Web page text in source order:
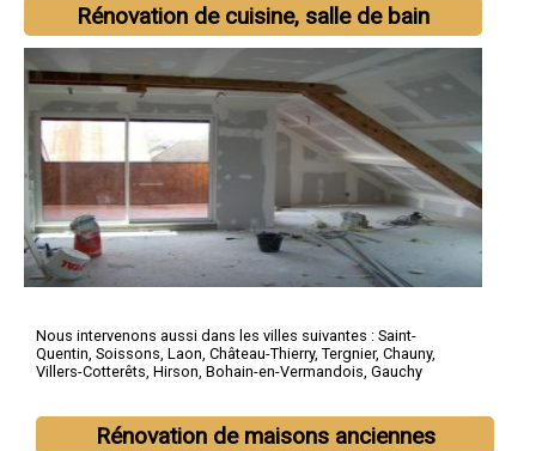
Rénovation de cuisine, salle de bain
Nous intervenons aussi dans les villes suivantes : Saint-
Quentin Soissons Laon Château-Thierry, Tergnier, Chauny,
Villers-Cotterêts Hirson Bohain-en-Vermandois Gauchy
Rénovation de maisons anciennes